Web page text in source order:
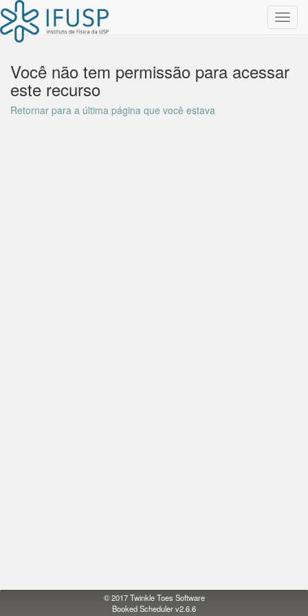
Você não tem permissão para acessar
este recurso
Retornar para a última página que você estava
© 2017Twinkle Toes Software
Booked Scheduler v2.6.6